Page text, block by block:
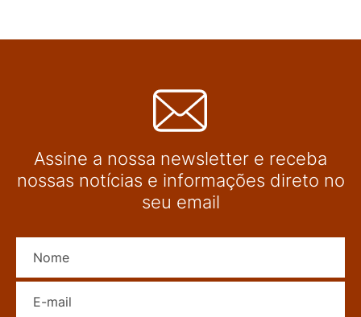
Assine a nossa newsletter e receba
nossas notícias e informações direto no
seu email